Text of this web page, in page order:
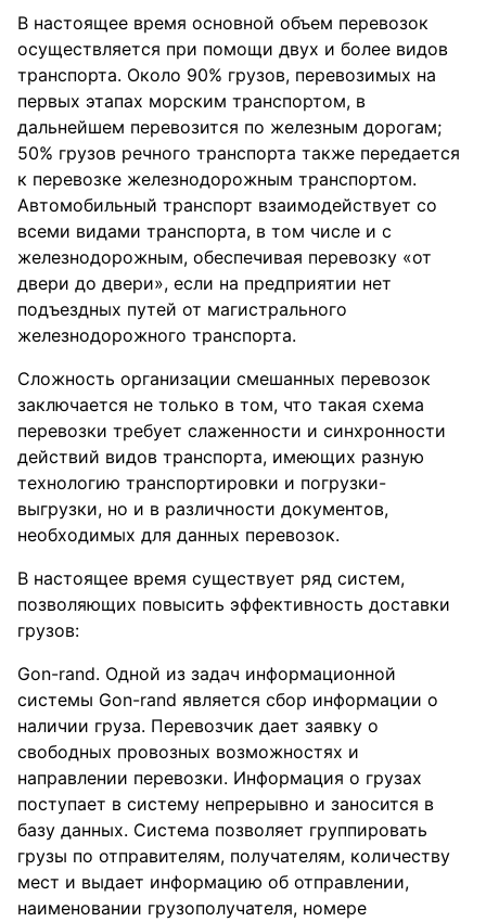
В настоящее время основной объем перевозок
осуществляется при помощи двух и более видов
транспорта. Около 90% грузов, перевозимых на
первых этапах морским транспортом, в
дальнейшем перевозится по железным дорогам;
50% грузов речного транспорта также передается
к перевозке железнодорожным транспортом.
Автомобильный транспорт взаимодействует со
всеми видами транспорта, в том числе и с
железнодорожным, обеспечивая перевозку «от
двери до двери», если на предприятии нет
подъездных путей от магистрального
железнодорожного транспорта.
Сложность организации смешанных перевозок
заключается не только в том, что такая схема
перевозки требует слаженности и синхронности
действий видов транспорта, имеющих разную
технологию транспортировки и погрузки-
выгрузки, но и в различности документов,
необходимых для данных перевозок.
В настоящее время существует ряд систем,
позволяющих повысить эффективность доставки
грузов:
Gon-rand. Одной из задач информационной
системы Gon-rand является сбор информации о
наличии груза. Перевозчик дает заявку о
свободных провозных возможностях и
направлении перевозки. Информация о грузах
поступает в систему непрерывно и заносится в
базу данных. Система позволяет группировать
грузы по отправителям, получателям, количеству
мест и выдает информацию об отправлении,
наименовании грузополучателя, номере